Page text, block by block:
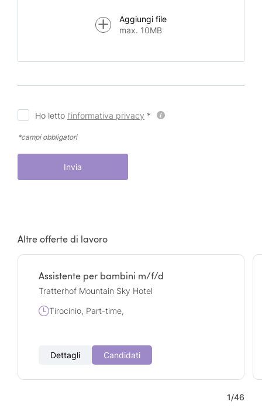
Aggiungi file
max. 10MB
Ho letto l'informativa privacy *
*campi obbligatori
Invia
Altre offerte di lavoro
Assistente per bambini m/f/d
Tratterhof Mountain Sky Hotel
Tirocinio, Part-time,
Dettagli Candidati
1/46